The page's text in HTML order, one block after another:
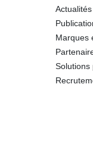
Marques
Solutions